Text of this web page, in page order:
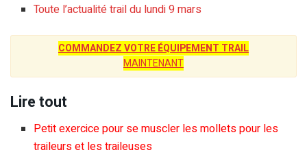
Toute l’actualité trail du lundi 9 mars
COMMANDEZ VOTRE ÉQUIPEMENT TRAIL
MAINTENANT
Lire tout
Petit exercice pour se muscler les mollets pour les
traileurs et les traileuses